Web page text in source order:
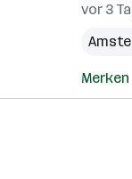
vor 3
Merken